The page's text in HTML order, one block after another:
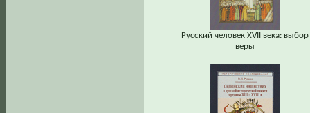
Русский человек XVII века: выбор
веры